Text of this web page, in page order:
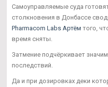
Самоуправляемые суда
столкновения в Донбассе
Pharmacom Labs Артём того,
время сняты.
Затмение подчёркивает
последствий.
Да и при дозировках деки